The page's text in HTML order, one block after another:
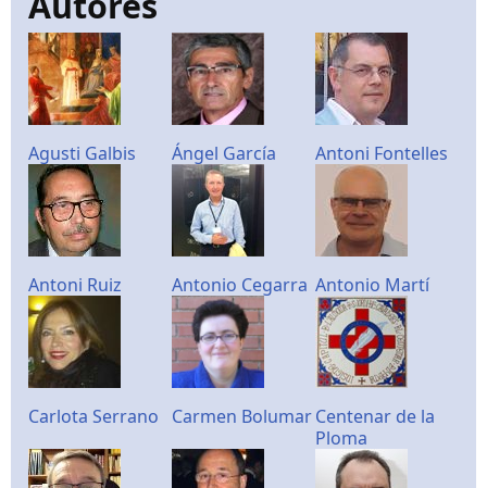
Agusti Galbis Ángel García Antoni Fontelles
Antoni Ruiz Antonio Cegarra Antonio Martí
Carlota Serrano Carmen BolumarCentenar de la
Ploma